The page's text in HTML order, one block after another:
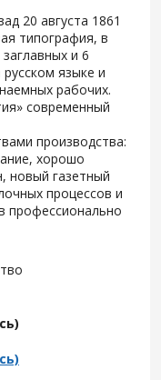
20 августа 1861
типография, в
и 6
языке и
рабочих.
современный
производства:
хорошо
новый газетный
процессов и
профессионально